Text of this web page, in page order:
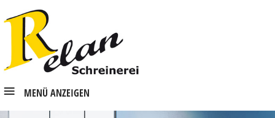
Submenü X
Unternehmen
Kompetenzen
Referenzen
Partner
Karriere
MENÜ ANZEIGEN